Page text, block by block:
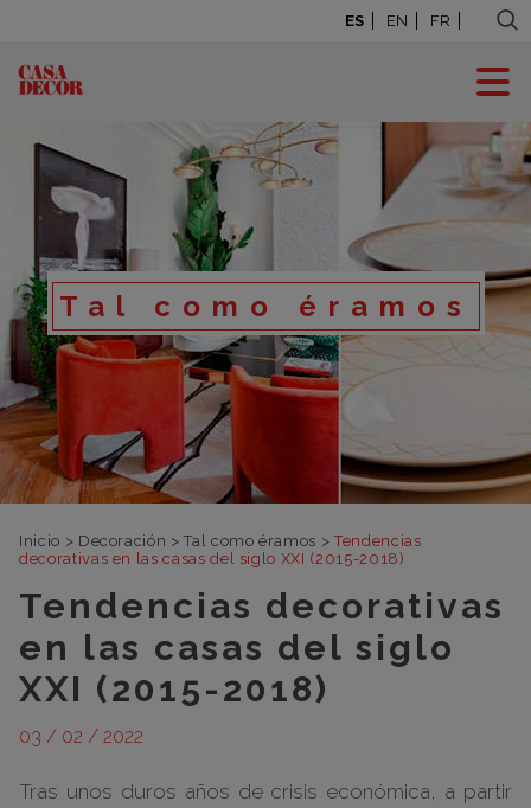
ES EN FR
Tal como éramos
Inicio > Decoración >Tal como éramos >Tendencias
decorativas en las casas del siglo XXI (2015-2018)
Tendencias decorativas
en las casas del siglo
XXI (2015-2018)
03 / 02 / 2022
Tras unos duros años de crisis económica, a partir